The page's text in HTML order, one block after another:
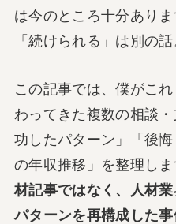
は今のところ十分あり
「続けられる」は別の話
この記事では、僕がこ
わってきた複数の相談
功したパターン」「後
の年収推移」を整理しま
材記事ではなく、人材
パターンを再構成した事